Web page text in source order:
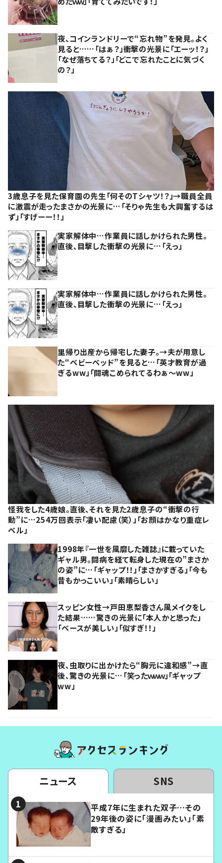
夜、コインランドリーで“忘れ物”を発見。よく
見ると……「はぁ？」衝撃の光景に「エーッ！？」
「なぜ落ちてる？」「どこで忘れたことに気づく
の？」
3歳息子を見た保育園の先生「何そのTシャツ！？」→職員全員
に激震が走ったまさかの光景に…「そりゃ先生も大興奮するは
ず」「すげーー！！」
実家解体中…作業員に話しかけられた男性。
直後、目撃した衝撃の光景に…「えっ」
実家解体中…作業員に話しかけられた男性。
直後、目撃した衝撃の光景に…「えっ」
里帰り出産から帰宅した妻子。→夫が用意し
た“ベビーベッド”を見ると…「英才教育が過
ぎるww」「闘魂こめられてるわぁ～ww」
怪我をした4歳娘。直後、それを見た2歳息子の“衝撃の行
動”に…254万回表示「凄い配慮（笑）」「お顔はかなり重症レ
ベル」
1998年『一世を風靡した雑誌』に載っていた
ギャル男。闘病を経て転身した現在の”まさか
の姿”に…「ギャップ！！」「まさかすぎる」「今も
昔もかっこいい」「素晴らしい」
スッピン女性→戸田恵梨香さん風メイクをし
た結果……驚きの光景に「本人かと思った」
「ベースが美しい」「似すぎ！！」
夜、虫取りに出かけたら“胸元に違和感”→直
後、驚きの光景に…「笑ったｗｗｗ」「ギャップ
ww」
ニュース SNS
平成7年に生まれた双子…その
29年後の姿に「漫画みたい」「素
敵すぎる」